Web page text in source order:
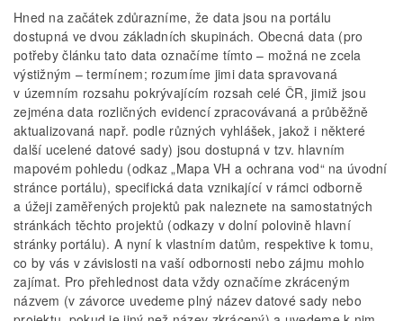
Hned na začátek zdůrazníme, že data jsou na portálu
dostupná ve dvou základních skupinách. Obecná data (pro
potřeby článku tato data označíme tímto – možná ne zcela
výstižným – termínem; rozumíme jimi data spravovaná
v územním rozsahu pokrývajícím rozsah celé ČR, jimiž jsou
zejména data rozličných evidencí zpracovávaná a průběžně
aktualizovaná např. podle různých vyhlášek, jakož i některé
další ucelené datové sady) jsou dostupná v tzv. hlavním
mapovém pohledu (odkaz „Mapa VH a ochrana vod“ na úvodní
stránce portálu), specifická data vznikající v rámci odborně
a úžeji zaměřených projektů pak naleznete na samostatných
stránkách těchto projektů (odkazy v dolní polovině hlavní
stránky portálu). A nyní k vlastním datům, respektive k tomu,
co by vás v závislosti na vaší odbornosti nebo zájmu mohlo
zajímat. Pro přehlednost data vždy označíme zkráceným
názvem (v závorce uvedeme plný název datové sady nebo